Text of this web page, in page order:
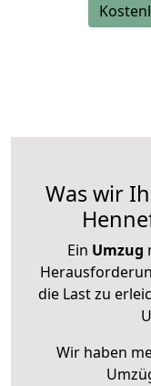
Was wir
Ein Umzug
die Last zu
Wir haben